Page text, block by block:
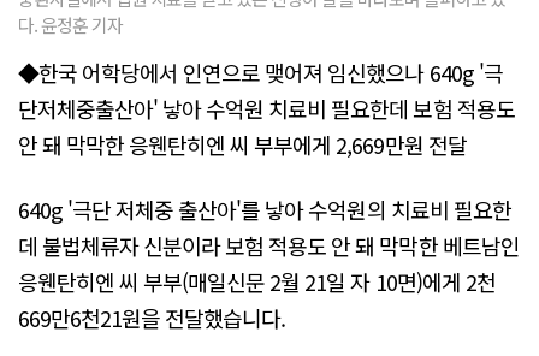
다. 윤정훈 기자
◆한국 어학당에서 인연으로 맺어져 임신했으나 640g '극
단저체중출산아' 낳아 수억원 치료비 필요한데 보험 적용도
안 돼 막막한 응웬탄히엔 씨 부부에게 2,669만원 전달
640g '극단 저체중 출산아'를 낳아 수억원의 치료비 필요한
데 불법체류자 신분이라 보험 적용도 안 돼 막막한 베트남인
응웬탄히엔 씨 부부(매일신문 2월 21일 자 10면)에게 2천
669만6천21원을 전달했습니다.